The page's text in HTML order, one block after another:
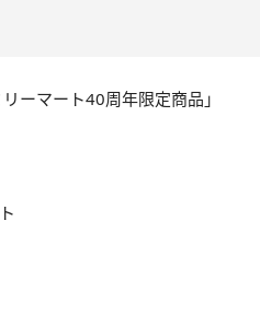
ーマート40周年限定商品」